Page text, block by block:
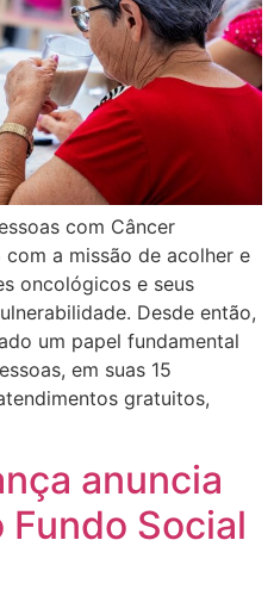
com Câncer
a missão de acolher e
oncológicos e seus
Desde então,
um papel fundamental
em suas 15
gratuitos,
anuncia
Fundo Social